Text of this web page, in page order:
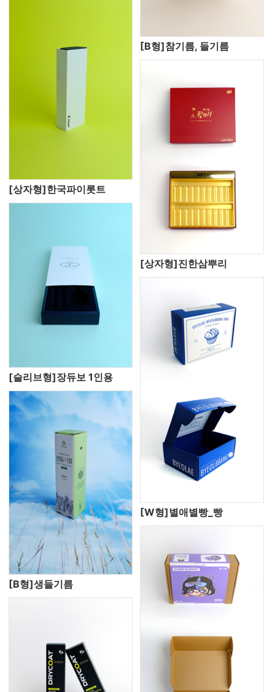
[상자형]한국파이롯트
[B형]참기름, 들기름
[슬리브형]장듀보 1인용
[상자형]진한삼뿌리
[B형]생들기름
[W형]별애별빵_빵